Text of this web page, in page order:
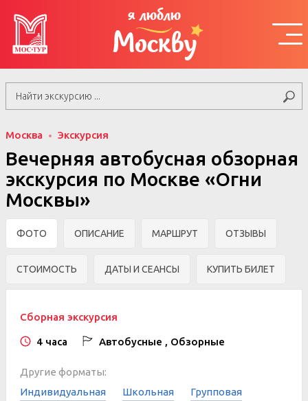
я люблю
Москву
Москва Экскурсия
Вечерняя автобусная обзорная
экскурсия по Москве «Огни
Москвы»
ФОТО ОПИСАНИЕ МАРШРУТ ОТЗЫВЫ
СТОИМОСТЬ ДАТЫ И СЕАНСЫ КУПИТЬ БИЛЕТ
Сборная экскурсия
4 часа Автобусные , Обзорные
Другие форматы:
Индивидуальная
Школьная
Групповая